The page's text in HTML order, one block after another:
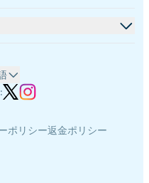
ポリシー返金ポリシー